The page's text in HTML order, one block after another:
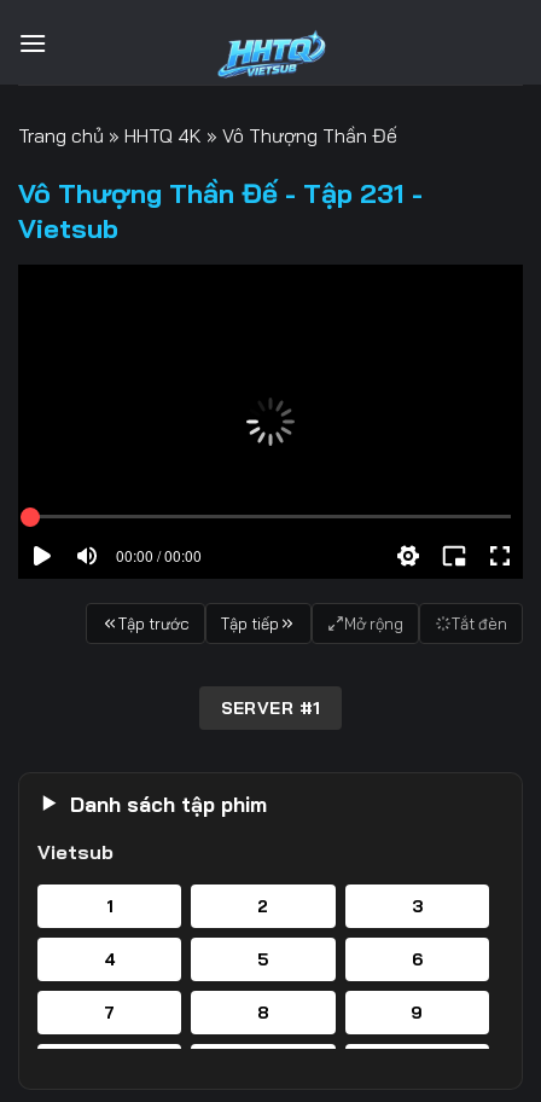
qua
Trang chủ » HHTQ 4K » Vô Thượng Thần Đế
Vô Thượng Thần Đế - Tập 231 -
Vietsub
00:00 / 00:00
Tập trước Tập tiếp Mở rộng Tắt đèn
SERVER #1
Danh sách tập phim
Vietsub
1 2 3
4 5 6
7 8 9